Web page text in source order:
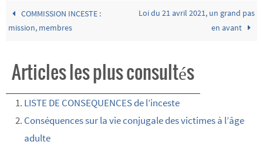
COMMISSION INCESTE :
mission, membres
Loi du 21 avril 2021, un grand pas
en avant
Articles les plus consultés
LISTE DE CONSEQUENCES de l’inceste
Conséquences sur la vie conjugale des victimes à l’âge
adulte